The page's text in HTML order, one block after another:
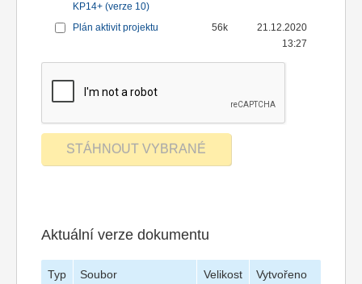
KP14+ (verze 10)
Plán aktivit projektu 56k
21.12.2020
13:27
Aktuální verze dokumentu
Typ Soubor Velikost Vytvořeno